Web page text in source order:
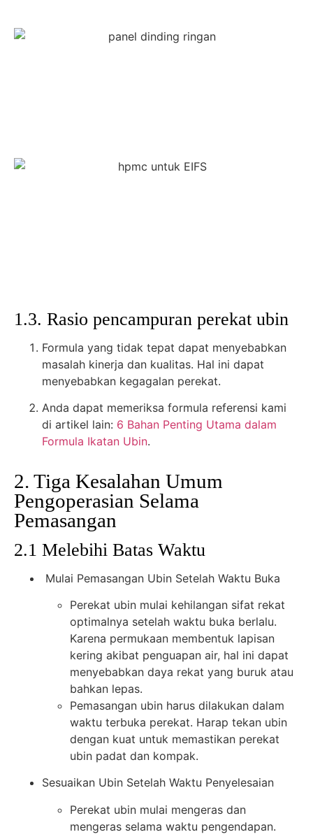
1.3. Rasio pencampuran perekat ubin
Formula yang tidak tepat dapat menyebabkan
masalah kinerja dan kualitas. Hal ini dapat
menyebabkan kegagalan perekat.
Anda dapat memeriksa formula referensi kami
di artikel lain: 6 Bahan Penting Utama dalam
Formula Ikatan Ubin.
2. Tiga Kesalahan Umum
Pengoperasian Selama
Pemasangan
2.1 Melebihi Batas Waktu
Mulai Pemasangan Ubin Setelah Waktu Buka
Perekat ubin mulai kehilangan sifat rekat
optimalnya setelah waktu buka berlalu.
Karena permukaan membentuk lapisan
kering akibat penguapan air, hal ini dapat
menyebabkan daya rekat yang buruk atau
bahkan lepas.
Pemasangan ubin harus dilakukan dalam
waktu terbuka perekat. Harap tekan ubin
dengan kuat untuk memastikan perekat
ubin padat dan kompak.
Sesuaikan Ubin Setelah Waktu Penyelesaian
Perekat ubin mulai mengeras dan
mengeras selama waktu pengendapan.